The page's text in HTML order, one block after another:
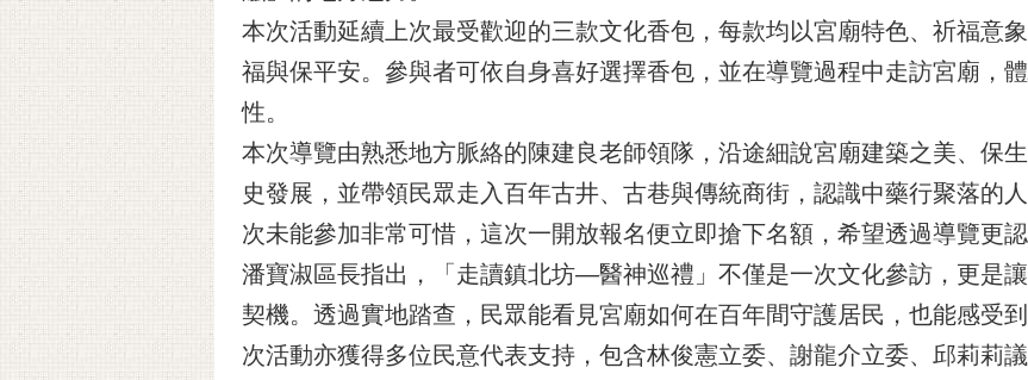
本次活動延續上次最受歡迎的三款文化香包，每款均以宮廟特色、祈福意
福與保平安。參與者可依自身喜好選擇香包，並在導覽過程中走訪宮廟，
性。
本次導覽由熟悉地方脈絡的陳建良老師領隊，沿途細說宮廟建築之美、保
史發展，並帶領民眾走入百年古井、古巷與傳統商街，認識中藥行聚落的
次未能參加非常可惜，這次一開放報名便立即搶下名額，希望透過導覽更認
潘寶淑區長指出，「走讀鎮北坊—醫神巡禮」不僅是一次文化參訪，更是
契機。透過實地踏查，民眾能看見宮廟如何在百年間守護居民，也能感受
次活動亦獲得多位民意代表支持，包含林俊憲立委、謝龍介立委、邱莉莉